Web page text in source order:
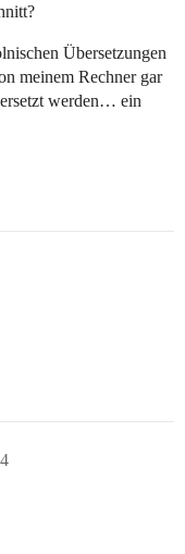
Übersetzungen
meinem Rechner gar
werden… ein